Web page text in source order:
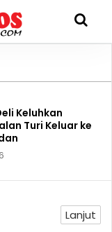
Keluhkan
Turi Keluar ke
Lanjut